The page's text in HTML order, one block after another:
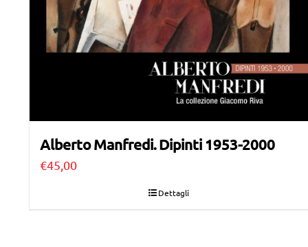
Alberto Manfredi. Dipinti 1953-2000
€45,00
Dettagli